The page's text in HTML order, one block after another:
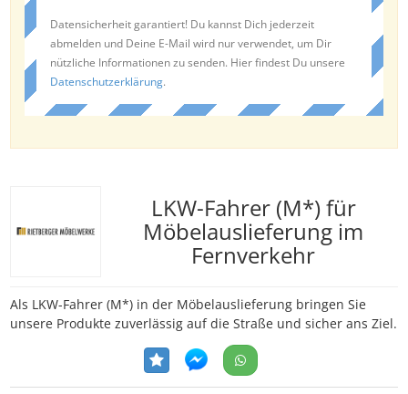
Datensicherheit garantiert! Du kannst Dich jederzeit
abmelden und Deine E-Mail wird nur verwendet, um Dir
nützliche Informationen zu senden. Hier findest Du unsere
Datenschutzerklärung.
LKW-Fahrer (M*) für
Möbelauslieferung im
Fernverkehr
Als LKW-Fahrer (M*) in der Möbelauslieferung bringen Sie
unsere Produkte zuverlässig auf die Straße und sicher ans Ziel.